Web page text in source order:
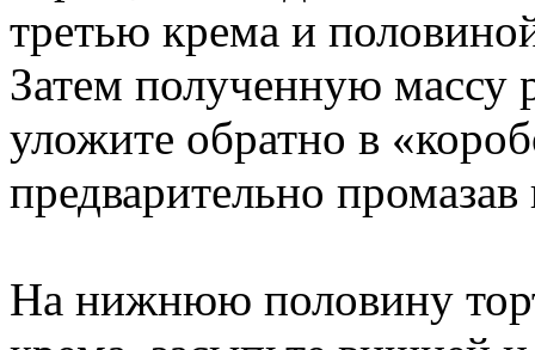
третью крема и
Затем полученную массу
уложите обратно в
предварительно
На нижнюю половину